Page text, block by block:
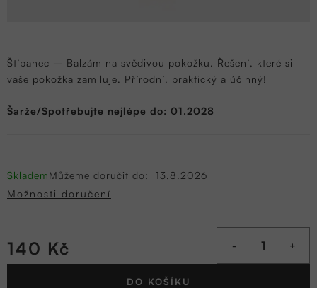
Štípanec – Balzám na svědivou pokožku. Řešení, které si
vaše pokožka zamiluje. Přírodní, praktický a účinný!
Šarže/Spotřebujte nejlépe do: 01.2028
SklademMůžeme doručit do:
13.8.2026
Možnosti doručení
140 Kč
Měrná
DO KOŠÍKU